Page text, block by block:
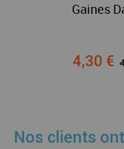
Gaines
4,30 €
Nos clients